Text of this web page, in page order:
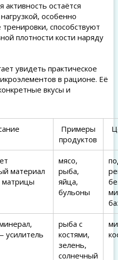
активность остаётся
особенно
способствуют
плотности кости наряду
увидеть практическое
в рационе. Её
вкусы и
Примеры
продуктов
материал
матрицы
мясо,
рыба,
яйца,
бульоны
усилитель
рыба с
костями,
зелень,
солнечный